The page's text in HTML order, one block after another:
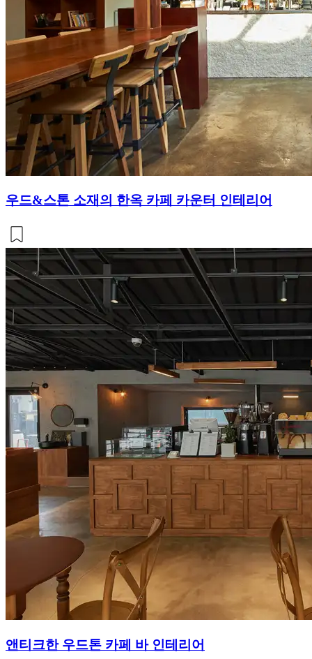
우드&스톤 소재의 한옥 카페 카운터 인테리어
앤티크한 우드톤 카페 바 인테리어